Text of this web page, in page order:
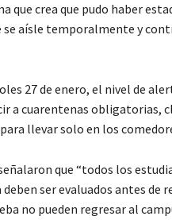
que crea que pudo haber
se aísle temporalmente y
27 de enero, el nivel de
a cuarentenas obligatorias,
llevar solo en los
que “todos los
ser evaluados antes de
no pueden regresar al